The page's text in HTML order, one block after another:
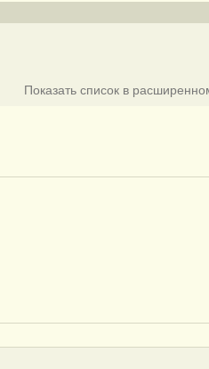
Показать список в